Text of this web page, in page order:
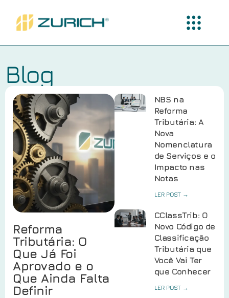
Blog
Reforma
Tributária: O
Que Já Foi
Aprovado e o
Que Ainda Falta
Definir
NBS na
Reforma
Tributária: A
Nova
Nomenclatura
de Serviços e o
Impacto nas
Notas
LER POST →
CClassTrib: O
Novo Código de
Classificação
Tributária que
Você Vai Ter
que Conhecer
LER POST →